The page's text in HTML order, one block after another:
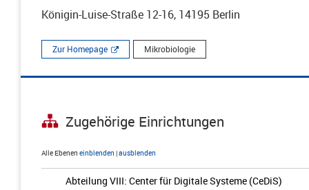
Königin-Luise-Straße 12-16, 14195 Berlin
Zur Homepage Mikrobiologie
Zugehörige Einrichtungen
Alle Ebenen einblenden |ausblenden
Abteilung VIII: Center für Digitale Systeme (CeDiS)